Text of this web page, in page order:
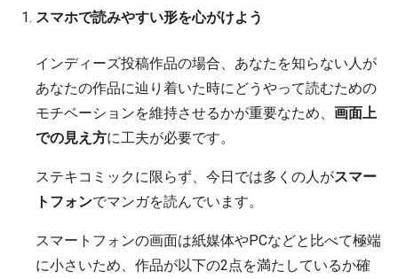
スマホで読みやすい形を心がけよう
インディーズ投稿作品の場合、あなたを知らない人が
あなたの作品に辿り着いた時にどうやって読むための
モチベーションを維持させるかが重要なため、 画面上
での見え方に工夫が必要です。
ステキコミックに限らず、今日では多くの人がスマー
トフォンでマンガを読んでいます。
スマートフォンの画面は紙媒体やPCなどと比べて極端
に小さいため、作品が以下の2点を満たしているか確